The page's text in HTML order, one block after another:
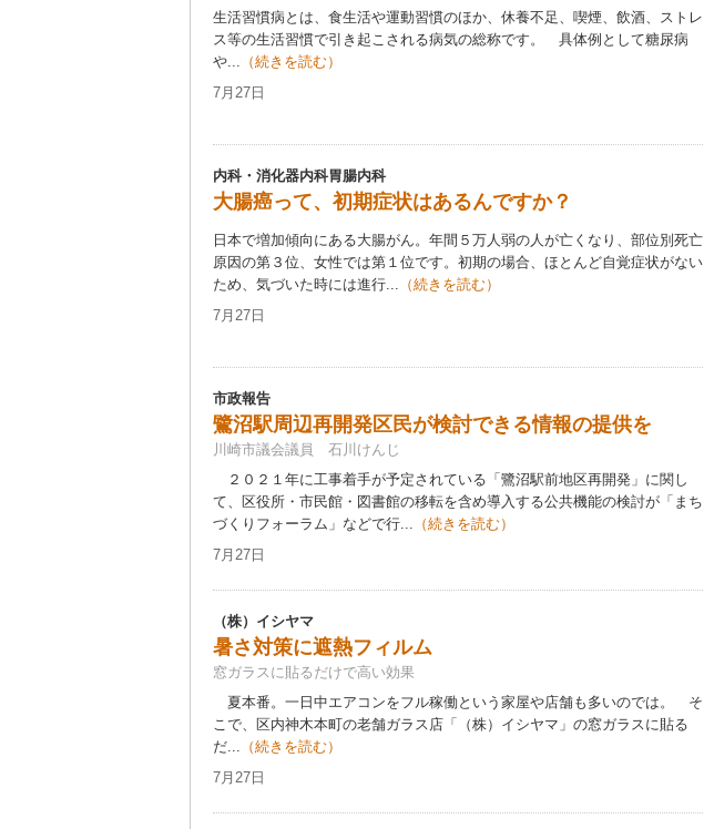
生活習慣病とは、食生活や運動習慣のほか、休養不足、喫煙、飲酒、ストレ
ス等の生活習慣で引き起こされる病気の総称です。 具体例として糖尿病
や... （続きを読む）
7月27日
内科・消化器内科胃腸内科
大腸癌って、初期症状はあるんですか？
日本で増加傾向にある大腸がん。年間５万人弱の人が亡くなり、部位別死亡
原因の第３位、女性では第１位です。初期の場合、ほとんど自覚症状がない
ため、気づいた時には進行... （続きを読む）
7月27日
市政報告
鷺沼駅周辺再開発区民が検討できる情報の提供を
川崎市議会議員 石川けんじ
２０２１年に工事着手が予定されている「鷺沼駅前地区再開発」に関し
て、区役所・市民館・図書館の移転を含め導入する公共機能の検討が「まち
づくりフォーラム」などで行... （続きを読む）
7月27日
（株）イシヤマ
暑さ対策に遮熱フィルム
窓ガラスに貼るだけで高い効果
夏本番。一日中エアコンをフル稼働という家屋や店舗も多いのでは。 そ
こで、区内神木本町の老舗ガラス店「（株）イシヤマ」の窓ガラスに貼る
だ... （続きを読む）
7月27日